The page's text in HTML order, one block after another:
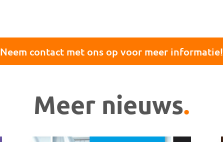
Neem contact met ons op voor meer informatie!
Meer nieuws.